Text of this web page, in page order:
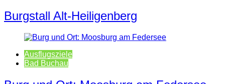
Burgstall Alt-Heiligenberg
Ausflugsziele
Bad Buchau